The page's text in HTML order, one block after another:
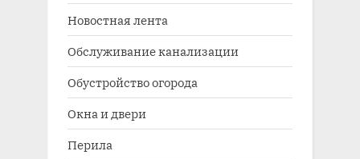
Новостная лента
Обслуживание канализации
Обустройство огорода
Окна и двери
Перила